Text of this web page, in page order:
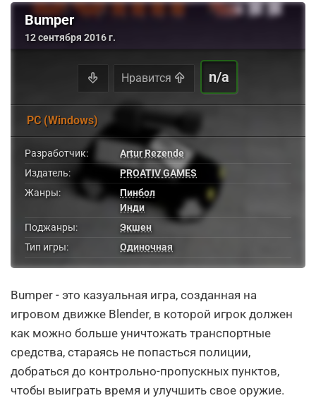
Bumper
12 сентября 2016 г.
Нравится n/a
PC (Windows)
Разработчик:
Artur Rezende
Издатель:
PROATIV GAMES
Жанры:
Пинбол
Инди
Поджанры:
Экшен
Тип игры:
Одиночная
Bumper - это казуальная игра, созданная на
игровом движке Blender, в которой игрок должен
как можно больше уничтожать транспортные
средства, стараясь не попасться полиции,
добраться до контрольно-пропускных пунктов,
чтобы выиграть время и улучшить свое оружие.